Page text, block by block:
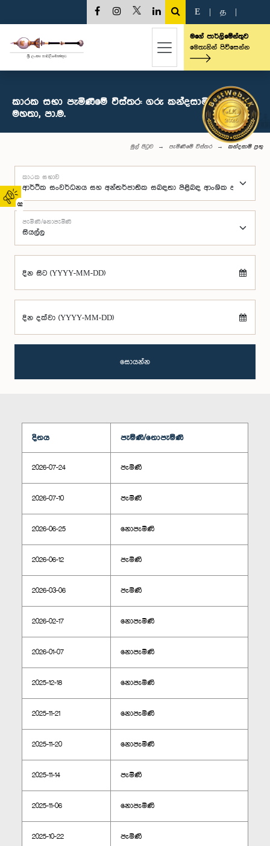
02
E த
මගේ පාර්ලිමේන්තුව
මෙතැනින් පිවිසෙන්න
කාරක සභා පැමිණීමේ විස්තර: ගරු කන්දසාමි ප්‍රභු
මහතා, පා.ම.
මුල් පිටුව පැමිණීමේ විස්තර කන්දසාමි ප්‍රභු
කාරක සභාව
පැමිණි/නොපැමිණි
දින සිට (YYYY-MM-DD)
දින දක්වා (YYYY-MM-DD)
සොයන්න
දිනය පැමිණි/නොපැමිණි
2026-07-24 පැමිණි
2026-07-10 පැමිණි
2026-06-25 නොපැමිණි
2026-06-12 පැමිණි
2026-03-06 පැමිණි
2026-02-17 නොපැමිණි
2026-01-07 නොපැමිණි
2025-12-18 නොපැමිණි
2025-11-21 නොපැමිණි
2025-11-20 නොපැමිණි
2025-11-14 පැමිණි
2025-11-06 නොපැමිණි
2025-10-22 පැමිණි